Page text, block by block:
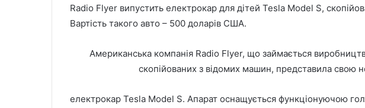
Radio Flyer випустить електрокар для дітей Tesla Model S,
Вартість такого авто – 500 доларів США.
Американська компанія Radio Flyer, що займається
скопійованих з відомих машин, представила свою
електрокар Tesla Model S. Апарат оснащується функціонуючою